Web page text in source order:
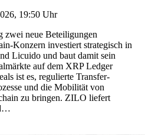
19:50 Uhr
zwei neue Beteiligungen
Konzern investiert strategisch in
Licuido und baut damit sein
auf dem XRP Ledger
ist es, regulierte Transfer-
und die Mobilität von
zu bringen. ZILO liefert